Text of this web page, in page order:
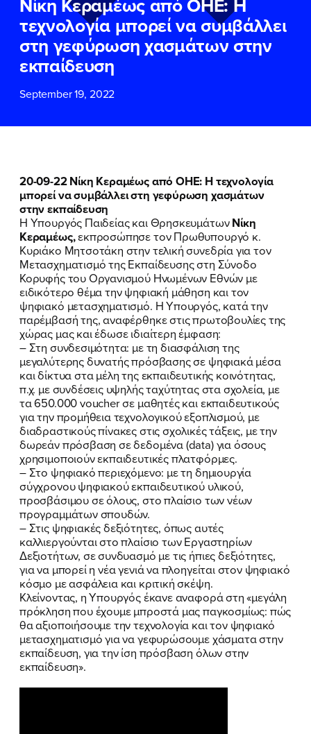
ΠΟΙΑ ΕΙΜΑΙ
ΕΡΓΟ
ΕΚΔΗΛΩΣΕΙΣ
ΝΕΑ
ΕΛΑ ΚΙ ΕΣΥ
τεχνολογία μπορεί να συμβάλλει
στη γεφύρωση χασμάτων στην
εκπαίδευση
September 19, 2022
20-09-22 Νίκη Κεραμέως από ΟΗΕ: Η τεχνολογία
μπορεί να συμβάλλει στη γεφύρωση χασμάτων
στην εκπαίδευση
Η Υπουργός Παιδείας και ΘρησκευμάτωνΝίκη
Κεραμέως,εκπροσώπησε τον Πρωθυπουργό κ.
Κυριάκο Μητσοτάκη στην τελική συνεδρία για τον
Μετασχηματισμό της Εκπαίδευσης στη Σύνοδο
Κορυφής του Οργανισμού Ηνωμένων Εθνών με
ειδικότερο θέμα την ψηφιακή μάθηση και τον
ψηφιακό μετασχηματισμό. Η Υπουργός, κατά την
παρέμβασή της, αναφέρθηκε στις πρωτοβουλίες της
χώρας μας και έδωσε ιδιαίτερη έμφαση:
– Στη συνδεσιμότητα: με τη διασφάλιση της
μεγαλύτερης δυνατής πρόσβασης σε ψηφιακά μέσα
και δίκτυα στα μέλη της εκπαιδευτικής κοινότητας,
π.χ. με συνδέσεις υψηλής ταχύτητας στα σχολεία, με
τα 650.000 voucher σε μαθητές και εκπαιδευτικούς
για την προμήθεια τεχνολογικού εξοπλισμού, με
διαδραστικούς πίνακες στις σχολικές τάξεις, με την
δωρεάν πρόσβαση σε δεδομένα (data) για όσους
χρησιμοποιούν εκπαιδευτικές πλατφόρμες.
– Στο ψηφιακό περιεχόμενο: με τη δημιουργία
σύγχρονου ψηφιακού εκπαιδευτικού υλικού,
προσβάσιμου σε όλους, στο πλαίσιο των νέων
προγραμμάτων σπουδών.
– Στις ψηφιακές δεξιότητες, όπως αυτές
καλλιεργούνται στο πλαίσιο των Εργαστηρίων
Δεξιοτήτων, σε συνδυασμό με τις ήπιες δεξιότητες,
για να μπορεί η νέα γενιά να πλοηγείται στον ψηφιακό
κόσμο με ασφάλεια και κριτική σκέψη.
Κλείνοντας, η Υπουργός έκανε αναφορά στη «μεγάλη
πρόκληση που έχουμε μπροστά μας παγκοσμίως: πώς
θα αξιοποιήσουμε την τεχνολογία και τον ψηφιακό
μετασχηματισμό για να γεφυρώσουμε χάσματα στην
εκπαίδευση, για την ίση πρόσβαση όλων στην
εκπαίδευση».
ΕΠΙΘΕΤΟ*
ΤΗΛΕΦΩΝΟ
EMAIL
Δεδομένων και τους τους
Χρήσηςτου δικτυακού τόπου του
Πολιτικού Γραφείου της Βουλευτού
Νίκης Κεραμέως
ΥΠΟΒΟΛΗ
ΕΠΙΘΕΤΟ*
ΤΗΛΕΦΩΝΟ
EMAIL
Δεδομένων και τους τους
Χρήσηςτου δικτυακού τόπου του
Πολιτικού Γραφείου της Βουλευτού
Νίκης Κεραμέως
ΥΠΟΒΟΛΗ